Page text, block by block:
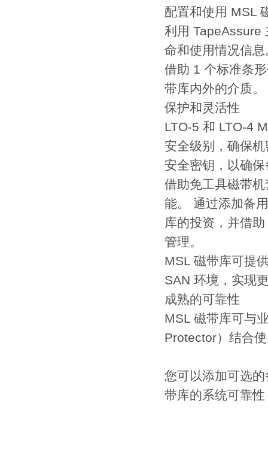
配置和使用 MSL
利用 TapeAssure
命和使用情况信息
借助 1 个标准条
带库内外的介质。
保护和灵活性
LTO-5 和 LTO-4
安全级别，确保
安全密钥，以确
借助免工具磁带
能。 通过添加备
库的投资，并借
管理。
MSL 磁带库可提
SAN 环境，实现
成熟的可靠性
MSL 磁带库可与
Protector）结合
您可以添加可选
带库的系统可靠